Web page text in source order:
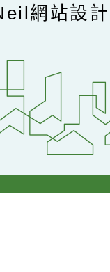
網站設